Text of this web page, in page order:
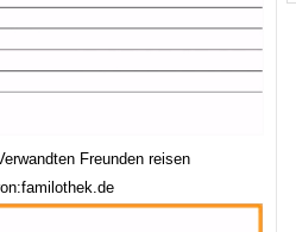
Freunden reisen